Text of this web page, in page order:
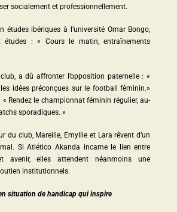
socialement et professionnellement.
études ibériques à l’université Omar Bongo,
études : « Cours le matin, entraînements
a dû affronter l’opposition paternelle : «
idées préconçues sur le football féminin.»
« Rendez le championnat féminin régulier, au-
sporadiques. »
du club, Mareille, Emyllie et Lara rêvent d’un
Si Atlético Akanda incarne le lien entre
avenir, elles attendent néanmoins une
institutionnels.
situation de handicap qui inspire